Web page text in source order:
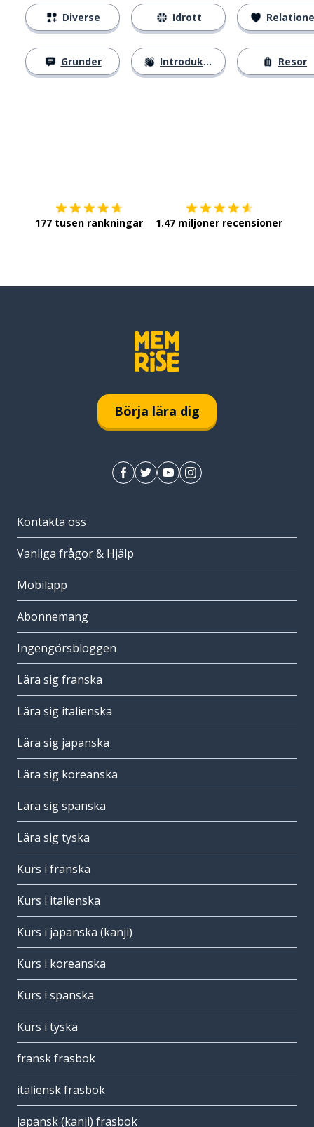
Diverse
Grunder
Idrott
Introduktion Resor
177 tusen rankningar 1.47 miljoner recensioner
Börja lära dig
Kontakta oss
Vanliga frågor & Hjälp
Mobilapp
Abonnemang
Ingengörsbloggen
Lära sig franska
Lära sig italienska
Lära sig japanska
Lära sig koreanska
Lära sig spanska
Lära sig tyska
Kurs i franska
Kurs i italienska
Kurs i japanska (kanji)
Kurs i koreanska
Kurs i spanska
Kurs i tyska
fransk frasbok
italiensk frasbok
japansk (kanji) frasbok